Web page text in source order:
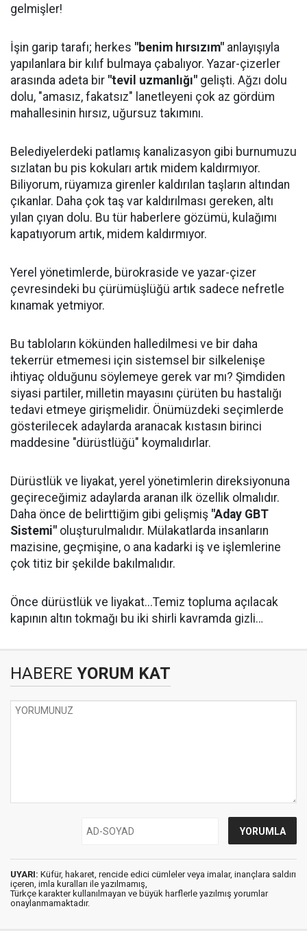
gelmişler!
İşin garip tarafı; herkes "benim hırsızım" anlayışıyla
yapılanlara bir kılıf bulmaya çabalıyor. Yazar-çizerler
arasında adeta bir "tevil uzmanlığı" gelişti. Ağzı dolu
dolu, "amasız, fakatsız" lanetleyeni çok az gördüm
mahallesinin hırsız, uğursuz takımını.
Belediyelerdeki patlamış kanalizasyon gibi burnumuzu
sızlatan bu pis kokuları artık midem kaldırmıyor.
Biliyorum, rüyamıza girenler kaldırılan taşların altından
çıkanlar. Daha çok taş var kaldırılması gereken, altı
yılan çıyan dolu. Bu tür haberlere gözümü, kulağımı
kapatıyorum artık, midem kaldırmıyor.
Yerel yönetimlerde, bürokraside ve yazar-çizer
çevresindeki bu çürümüşlüğü artık sadece nefretle
kınamak yetmiyor.
Bu tabloların kökünden halledilmesi ve bir daha
tekerrür etmemesi için sistemsel bir silkelenişe
ihtiyaç olduğunu söylemeye gerek var mı? Şimdiden
siyasi partiler, milletin mayasını çürüten bu hastalığı
tedavi etmeye girişmelidir. Önümüzdeki seçimlerde
gösterilecek adaylarda aranacak kıstasın birinci
maddesine "dürüstlüğü" koymalıdırlar.
Dürüstlük ve liyakat, yerel yönetimlerin direksiyonuna
geçireceğimiz adaylarda aranan ilk özellik olmalıdır.
Daha önce de belirttiğim gibi gelişmiş "Aday GBT
Sistemi" oluşturulmalıdır. Mülakatlarda insanların
mazisine, geçmişine, o ana kadarki iş ve işlemlerine
çok titiz bir şekilde bakılmalıdır.
Önce dürüstlük ve liyakat...Temiz topluma açılacak
kapının altın tokmağı bu iki shirli kavramda gizli…
HABERE YORUM KAT
UYARI: Küfür, hakaret, rencide edici cümleler veya imalar, inançlara saldırı
içeren, imla kuralları ile yazılmamış,
Türkçe karakter kullanılmayan ve büyük harflerle yazılmış yorumlar
onaylanmamaktadır.